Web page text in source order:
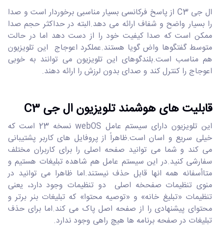
ال جی C3 از پاسخ فرکانسی بسیار مناسبی برخوردار است و صدا
را بسیار واضح و شفاف ارائه می دهد.البته در حداکثر حجم صدا
ممکن است که صدا کیفیت خود را از دست دهد اما در حالت
متوسط گفتگوها واض گویا هستند.عملکرد اعوجاج این تلویزیون
هم مناسب است.بلندگوهای این تلویزیون می توانند به خوبی
اعوجاج را کنترل کند و صدای بدون لرزش را ارائه دهند.
قابلیت های هوشمند تلویزیون ال جی C3
این تلویزیون دارای سیستم عامل webOS نسخه 23 است که
خیلی سریع و اسان است.ظاهراً از پروفایل های کاربر پشتیبانی
می کند و شما می توانید صفحه اصلی را برای کاربران مختلف
سفارشی کنید.در این سیستم عامل هم شاهده تبلیغات هستیم و
متاأسفانه همه انها قابل حذف نیستند.اما ظاهرا می توانید در
منوی تنظیمات صفحخه اصلی دو تنظیمات وجود دارد، یعنی
تنظیمات «تبلیغ خانه» و «توصیه محتوا» که تبلیغات بنر برتر و
محتوای پیشنهادی را از صفحه اصل پاک می کند.اما برای حذف
تبلیغات در صفحه برنامه ها هیچ راهی وجود ندارد.